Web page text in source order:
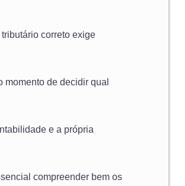
correto exige
de decidir qual
e a própria
compreender bem os